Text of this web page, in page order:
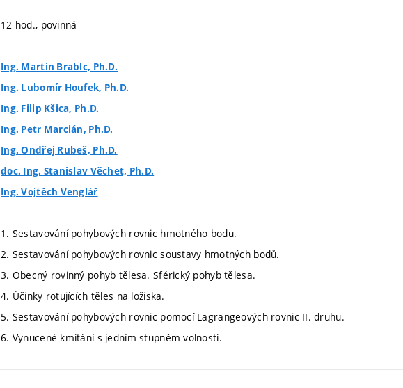
12 hod., povinná
Ing. Martin Brablc, Ph.D.
Ing. Lubomír Houfek, Ph.D.
Ing. Filip Kšica, Ph.D.
Ing. Petr Marcián, Ph.D.
Ing. Ondřej Rubeš, Ph.D.
doc. Ing. Stanislav Věchet, Ph.D.
Ing. Vojtěch Venglář
1. Sestavování pohybových rovnic hmotného bodu.
2. Sestavování pohybových rovnic soustavy hmotných bodů.
3. Obecný rovinný pohyb tělesa. Sférický pohyb tělesa.
4. Účinky rotujících těles na ložiska.
5. Sestavování pohybových rovnic pomocí Lagrangeových rovnic II. druhu.
6. Vynucené kmitání s jedním stupněm volnosti.